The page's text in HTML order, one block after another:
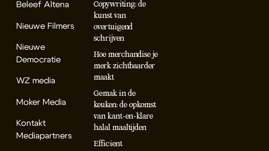
Beleef Altena
Nieuwe Filmers
Nieuwe
Democratie
WZ media
Moker Media
Kontakt
Mediapartners
Copywriting: de
kunst van
overtuigend
schrijven
Hoe merchandise je
merk zichtbaarder
maakt
Gemak in de
keuken: de opkomst
van kant-en-klare
halal maaltijden
Efficient